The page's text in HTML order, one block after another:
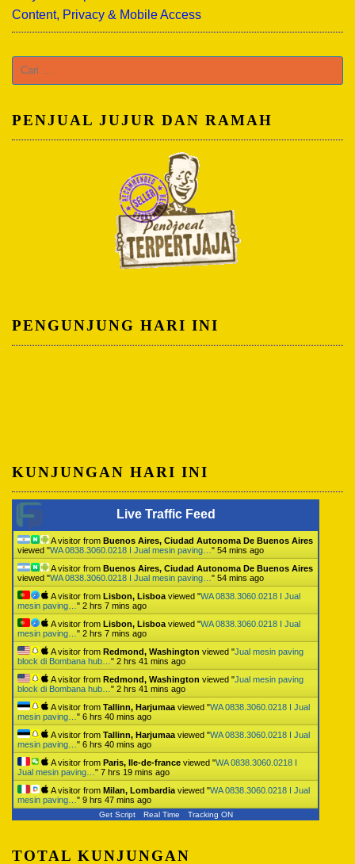
Content, Privacy & Mobile Access
Cari
untuk:
PENJUAL JUJUR DAN RAMAH
PENGUNJUNG HARI INI
KUNJUNGAN HARI INI
Live Traffic Feed
A visitor from Buenos Aires, Ciudad Autonoma De Buenos Aires
viewed "WA 0838.3060.0218 I Jual mesin paving… " 54 mins ago
A visitor from Buenos Aires, Ciudad Autonoma De Buenos Aires
viewed "WA 0838.3060.0218 I Jual mesin paving… " 54 mins ago
A visitor from Lisbon, Lisboa viewed "WA 0838.3060.0218 I Jual
mesin paving… " 2 hrs 7 mins ago
A visitor from Lisbon, Lisboa viewed "WA 0838.3060.0218 I Jual
mesin paving… " 2 hrs 7 mins ago
A visitor from Redmond, Washington viewed "Jual mesin paving
block di Bombana hub… " 2 hrs 41 mins ago
A visitor from Redmond, Washington viewed "Jual mesin paving
block di Bombana hub… " 2 hrs 41 mins ago
A visitor from Tallinn, Harjumaa viewed "WA 0838.3060.0218 I Jual
mesin paving… " 6 hrs 40 mins ago
A visitor from Tallinn, Harjumaa viewed "WA 0838.3060.0218 I Jual
mesin paving… " 6 hrs 40 mins ago
A visitor from Paris, Ile-de-france viewed "WA 0838.3060.0218 I
Jual mesin paving… " 7 hrs 19 mins ago
A visitor from Milan, Lombardia viewed "WA 0838.3060.0218 I Jual
mesin paving… " 9 hrs 47 mins ago
Get Script Real Time Tracking ON
TOTAL KUNJUNGAN